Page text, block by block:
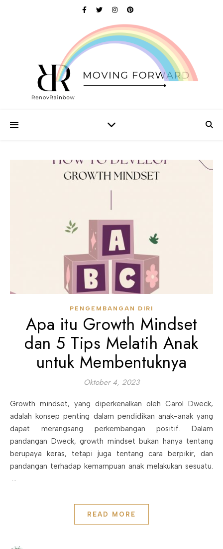
PENGEMBANGAN DIRI
Apa itu Growth Mindset
dan 5 Tips Melatih Anak
untuk Membentuknya
Oktober 4, 2023
Growth mindset, yang diperkenalkan oleh Carol Dweck,
adalah konsep penting dalam pendidikan anak-anak yang
dapat merangsang perkembangan positif. Dalam
pandangan Dweck, growth mindset bukan hanya tentang
berupaya keras, tetapi juga tentang cara berpikir, dan
pandangan terhadap kemampuan anak melakukan sesuatu.
…
READ MORE